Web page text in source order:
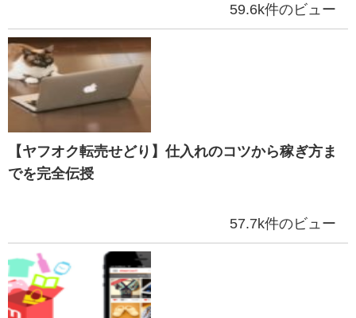
59.6k件のビュー
【ヤフオク転売せどり】仕入れのコツから稼ぎ方ま
でを完全伝授
57.7k件のビュー